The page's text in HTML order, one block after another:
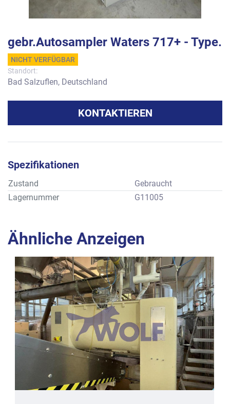
gebr.Autosampler Waters 717+ - Type.
NICHT VERFÜGBAR
Standort:
Bad Salzuflen, Deutschland
KONTAKTIEREN
Spezifikationen
Zustand
Gebraucht
Lagernummer
G11005
Ähnliche Anzeigen